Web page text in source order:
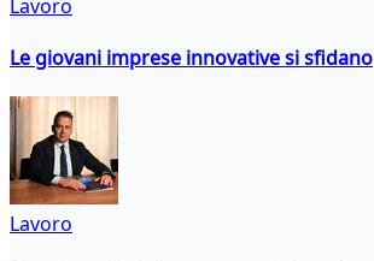
Lavoro
Le giovani imprese innovative si sfidano
Lavoro